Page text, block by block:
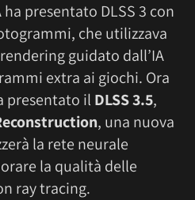
ha presentato DLSS 3 con
che utilizzava
guidato dall’IA
extra ai giochi. Ora
presentato il DLSS 3.5,
, una nuova
la rete neurale
la qualità delle
ray tracing.